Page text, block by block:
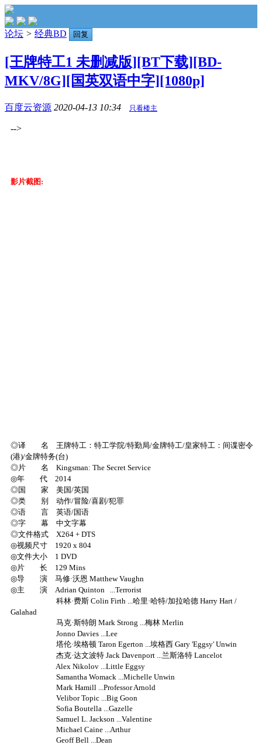
论坛 > 经典BD 回复
[王牌特工1 未删减版][BT下载][BD-
MKV/8G][国英双语中字][1080p]
百度云资源 2020-04-13 10:34 只看楼主
-->
影片截图:
◎译 名 王牌特工：特工学院/特勤局/金牌特工/皇家特工：间谍密令
(港)/金牌特务(台)
◎片 名 Kingsman: The Secret Service
◎年 代 2014
◎国 家 美国/英国
◎类 别 动作/冒险/喜剧/犯罪
◎语 言 英语/国语
◎字 幕 中文字幕
◎文件格式 X264 + DTS
◎视频尺寸 1920 x 804
◎文件大小 1 DVD
◎片 长 129 Mins
◎导 演 马修·沃恩 Matthew Vaughn
◎主 演 Adrian Quinton ...Terrorist
科林·费斯 Colin Firth ...哈里·哈特/加拉哈德 Harry Hart /
Galahad
马克·斯特朗 Mark Strong ...梅林 Merlin
Jonno Davies ...Lee
塔伦·埃格顿 Taron Egerton ...埃格西 Gary 'Eggsy' Unwin
杰克·达文波特 Jack Davenport ...兰斯洛特 Lancelot
Alex Nikolov ...Little Eggsy
Samantha Womack ...Michelle Unwin
Mark Hamill ...Professor Arnold
Velibor Topic ...Big Goon
Sofia Boutella ...Gazelle
Samuel L. Jackson ...Valentine
Michael Caine ...Arthur
Geoff Bell ...Dean